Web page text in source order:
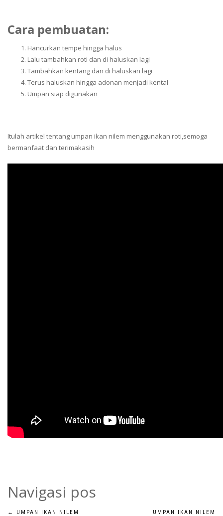
Cara pembuatan:
Hancurkan tempe hingga halus
Lalu tambahkan roti dan di haluskan lagi
Tambahkan kentang dan di haluskan lagi
Terus haluskan hingga adonan menjadi kental
Umpan siap digunakan
Itulah artikel tentang umpan ikan nilem menggunakan roti,semoga
bermanfaat dan terimakasih
Navigasi pos
←
UMPAN IKAN NILEM
UMPAN IKAN NILEM